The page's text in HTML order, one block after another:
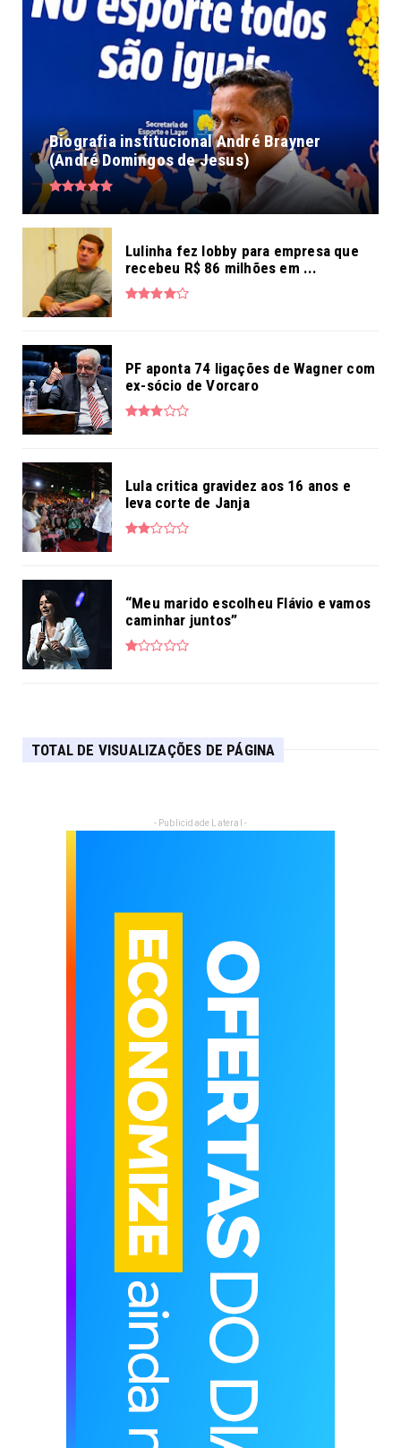
Biografia institucional André Brayner
(André Domingos de Jesus)
Lulinha fez lobby para empresa que
recebeu R$ 86 milhões em ...
PF aponta 74 ligações de Wagner com
ex-sócio de Vorcaro
Lula critica gravidez aos 16 anos e
leva corte de Janja
“Meu marido escolheu Flávio e vamos
caminhar juntos”
TOTAL DE VISUALIZAÇÕES DE PÁGINA
- Publicidade Lateral -